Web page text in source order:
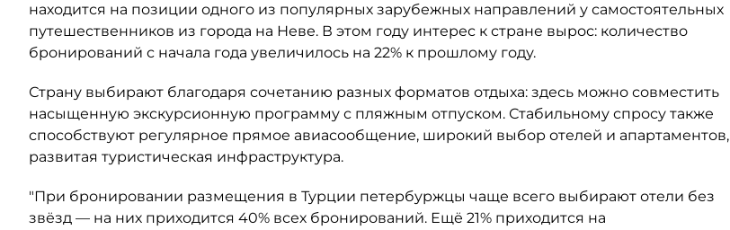
находится на позиции одного из популярных зарубежных направлений у самостоятельных
путешественников из города на Неве. В этом году интерес к стране вырос: количество
бронирований с начала года увеличилось на 22% к прошлому году.
Страну выбирают благодаря сочетанию разных форматов отдыха: здесь можно совместить
насыщенную экскурсионную программу с пляжным отпуском. Стабильному спросу также
способствуют регулярное прямое авиасообщение, широкий выбор отелей и апартаментов,
развитая туристическая инфраструктура.
"При бронировании размещения в Турции петербуржцы чаще всего выбирают отели без
звёзд — на них приходится 40% всех бронирований. Ещё 21% приходится на